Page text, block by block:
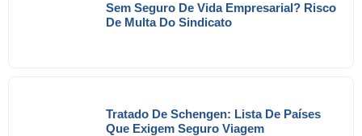
Sem Seguro De Vida Empresarial? Risco
De Multa Do Sindicato
Tratado De Schengen: Lista De Países
Que Exigem Seguro Viagem